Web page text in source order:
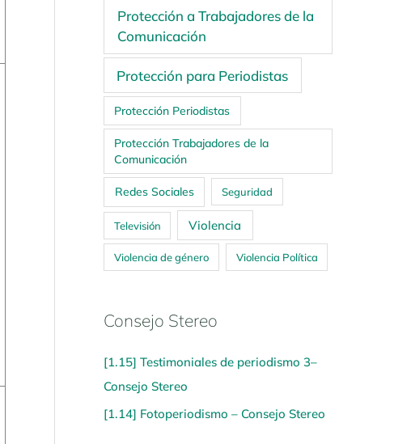
Protección a Trabajadores de la
Comunicación
Protección para Periodistas
Protección Periodistas
Protección Trabajadores de la
Comunicación
Redes Sociales Seguridad
Televisión Violencia
Violencia de género Violencia Política
Consejo Stereo
[1.15] Testimoniales de periodismo 3–
Consejo Stereo
[1.14] Fotoperiodismo – Consejo Stereo